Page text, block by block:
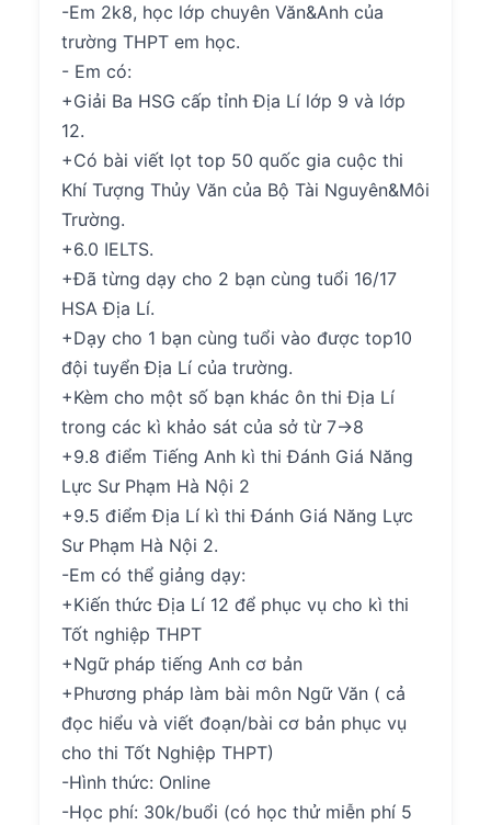
-Em 2k8, học lớp chuyên Văn&Anh của
trường THPT em học.
- Em có:
+Giải Ba HSG cấp tỉnh Địa Lí lớp 9 và lớp
12.
+Có bài viết lọt top 50 quốc gia cuộc thi
Khí Tượng Thủy Văn của Bộ Tài Nguyên&Môi
Trường.
+6.0 IELTS.
+Đã từng dạy cho 2 bạn cùng tuổi 16/17
HSA Địa Lí.
+Dạy cho 1 bạn cùng tuổi vào được top10
đội tuyển Địa Lí của trường.
+Kèm cho một số bạn khác ôn thi Địa Lí
trong các kì khảo sát của sở từ 7->8
+9.8 điểm Tiếng Anh kì thi Đánh Giá Năng
Lực Sư Phạm Hà Nội 2
+9.5 điểm Địa Lí kì thi Đánh Giá Năng Lực
Sư Phạm Hà Nội 2.
-Em có thể giảng dạy:
+Kiến thức Địa Lí 12 để phục vụ cho kì thi
Tốt nghiệp THPT
+Ngữ pháp tiếng Anh cơ bản
+Phương pháp làm bài môn Ngữ Văn ( cả
đọc hiểu và viết đoạn/bài cơ bản phục vụ
cho thi Tốt Nghiệp THPT)
-Hình thức: Online
-Học phí: 30k/buổi (có học thử miễn phí 5